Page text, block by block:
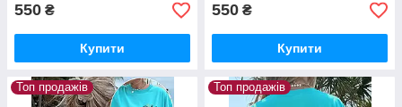
550 ₴
Купити
550 ₴
Купити
Топ продажів Топ продажів